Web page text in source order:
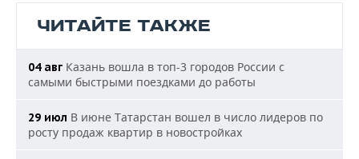
ЧИТАЙТЕ ТАКЖЕ
04 авг Казань вошла в топ-3 городов России с
самыми быстрыми поездками до работы
29 июл В июне Татарстан вошел в число лидеров по
росту продаж квартир в новостройках